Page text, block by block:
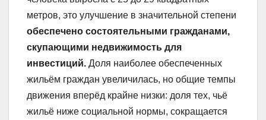
метров, это улучшение в значительной степени
обеспечено состоятельными гражданами,
скупающими недвижимость для
инвестиций. Доля наиболее обеспеченных
жильём граждан увеличилась, но общие темпы
движения вперёд крайне низки: доля тех, чьё
жильё ниже социальной нормы, сокращается